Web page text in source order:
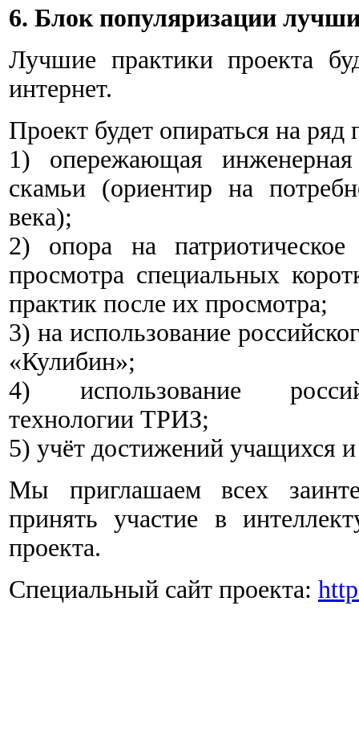
6. Блок популяризации
Лучшие практики проекта
интернет.
Проект будет опираться на
1) опережающая
скамьи (ориентир на
века);
2) опора на
просмотра специальных
практик после их просмотра;
3) на использование
«Кулибин»;
4) использование
технологии ТРИЗ;
5) учёт достижений учащихся
Мы приглашаем всех
принять участие в
проекта.
Специальный сайт проекта: